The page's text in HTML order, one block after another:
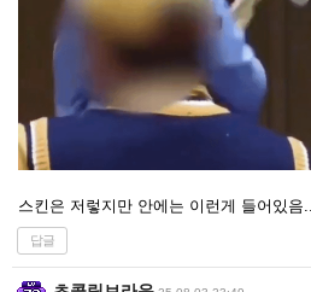
스킨은 저렇지만 안에는 이런게 들어있음...
답글